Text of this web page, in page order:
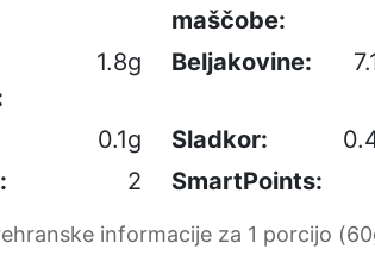
maščobe:
1.8g Beljakovine:
0.1g Sladkor:
2 SmartPoints:
informacije za 1 porcijo